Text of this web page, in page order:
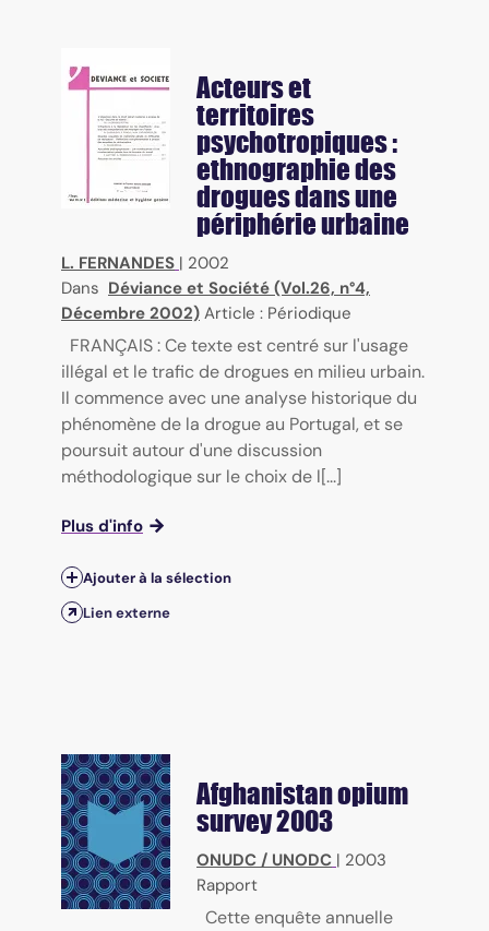
Acteurs et
territoires
psychotropiques :
ethnographie des
drogues dans une
périphérie urbaine
L. FERNANDES | 2002
Dans Déviance et Société (Vol.26, n°4,
Décembre 2002) Article : Périodique
FRANÇAIS : Ce texte est centré sur l'usage
illégal et le trafic de drogues en milieu urbain.
Il commence avec une analyse historique du
phénomène de la drogue au Portugal, et se
poursuit autour d'une discussion
méthodologique sur le choix de l[...]
Plus d'info
Ajouter à la sélection
Lien externe
Afghanistan opium
survey2003
ONUDC / UNODC | 2003
Rapport
Cette enquête annuelle